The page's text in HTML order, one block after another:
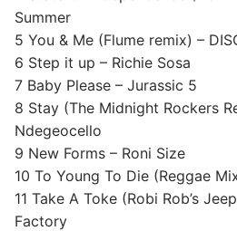
Summer
5 You & Me (Flume remix) –
6 Step it up – Richie Sosa
7 Baby Please – Jurassic 5
8 Stay (The Midnight Rockers
Ndegeocello
9 New Forms – Roni Size
10 To Young To Die (Reggae
11 Take A Toke (Robi Rob’s
Factory